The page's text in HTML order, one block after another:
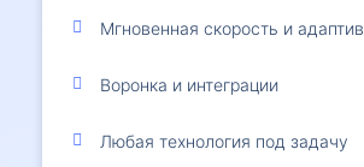
Мгновенная скорость и адаптив
Воронка и интеграции
Любая технология под задачу